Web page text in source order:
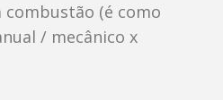
(é como
/ mecânico x